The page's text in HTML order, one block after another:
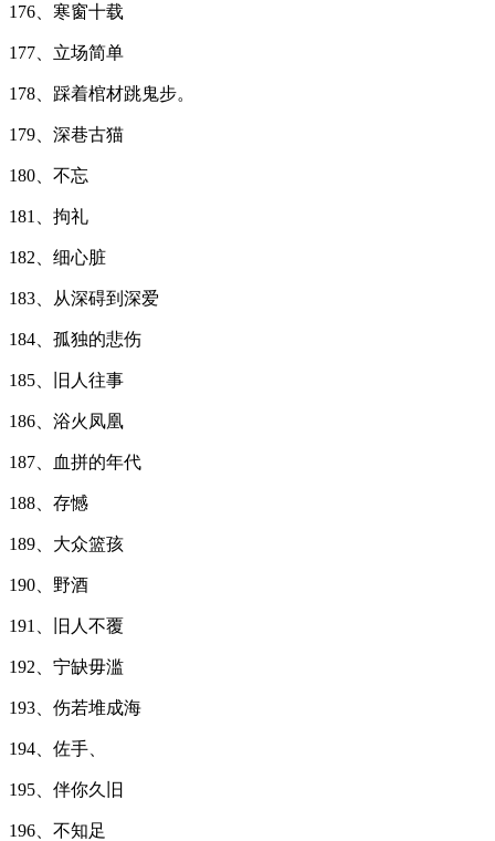
176、寒窗十载
177、立场简单
178、踩着棺材跳鬼步。
179、深巷古猫
180、不忘
181、拘礼
182、细心脏
183、从深碍到深爱
184、孤独的悲伤
185、旧人往事
186、浴火凤凰
187、血拼的年代
188、存憾
189、大众篮孩
190、野酒
191、旧人不覆
192、宁缺毋滥
193、伤若堆成海
194、佐手、
195、伴你久旧
196、不知足